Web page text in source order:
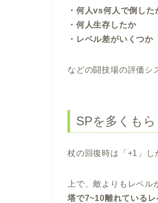
・何人vs何人で倒した
・何人生存したか
・レベル差がいくつか
などの闘技場の評価シ
SPを多くも
杖の回復時は「+1」し
上で、敵よりもレベ
塔で7~10離れている